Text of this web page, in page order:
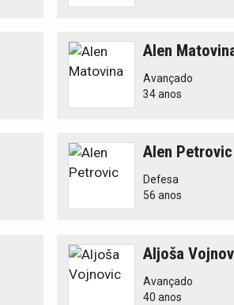
Alen
Avançado
34 anos
Alen Petrovic
Defesa
56 anos
Aljoša
Avançado
40 anos